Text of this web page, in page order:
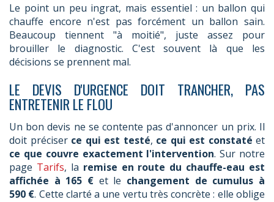
Le point un peu ingrat, mais essentiel : un ballon qui
chauffe encore n'est pas forcément un ballon sain.
Beaucoup tiennent "à moitié", juste assez pour
brouiller le diagnostic. C'est souvent là que les
décisions se prennent mal.
LE DEVIS D'URGENCE DOIT TRANCHER, PAS
ENTRETENIR LE FLOU
Un bon devis ne se contente pas d'annoncer un prix. Il
doit préciser ce qui est testé, ce qui est constaté et
ce que couvre exactement l'intervention. Sur notre
page Tarifs, la remise en route du chauffe-eau est
affichée à 165 € et le changement de cumulus à
590 €. Cette clarté a une vertu très concrète : elle oblige